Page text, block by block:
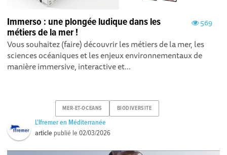
569
Immerso : une plongée ludique dans les
métiers de la mer !
Vous souhaitez (faire) découvrir les métiers de la mer, les
sciences océaniques et les enjeux environnementaux de
manière immersive, interactive et...
MER-ET-OCEANS BIODIVERSITE
L'Ifremer en Méditerranée
article publié le02/03/2026